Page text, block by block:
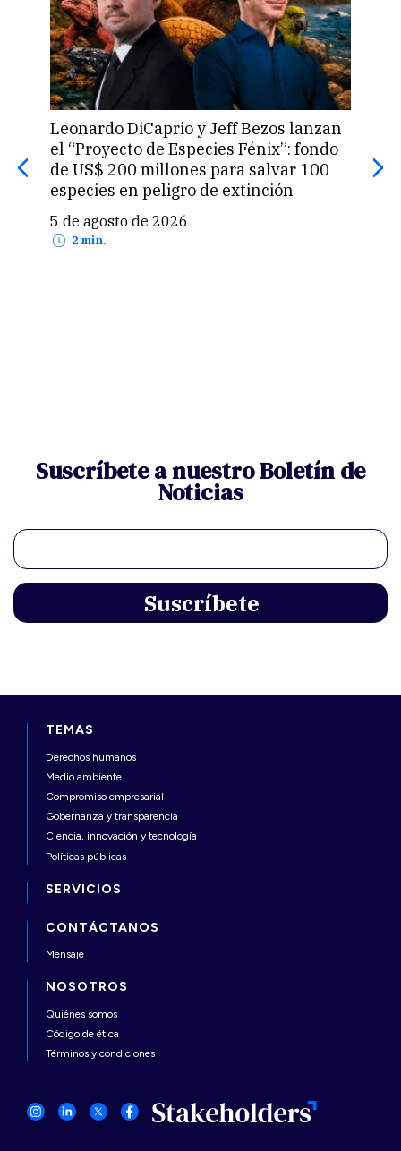
Leonardo DiCaprio y Jeff Bezos lanzan
el “Proyecto de Especies Fénix”: fondo
de US$ 200 millones para salvar 100
especies en peligro de extinción
5 de agosto de 2026
2 min.
Suscríbete a nuestro Boletín de
Noticias
TEMAS
Derechos humanos
Medio ambiente
Compromiso empresarial
Gobernanza y transparencia
Ciencia, innovación y tecnología
Políticas públicas
SERVICIOS
CONTÁCTANOS
Mensaje
NOSOTROS
Quiénes somos
Código de ética
Términos y condiciones